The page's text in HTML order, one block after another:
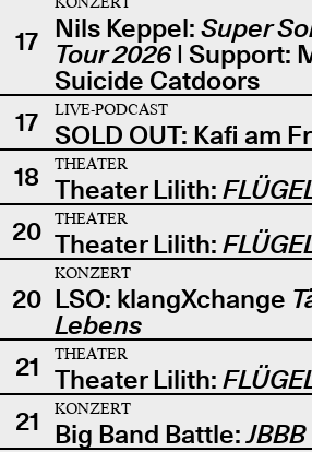
17 Nils Keppel: Super
Tour 2026| Support:
Suicide Catdoors
17
LIVE-PODCAST
SOLD OUT: Kafi am
18
THEATER
Theater Lilith:
20
THEATER
Theater Lilith:
20
KONZERT
LSO: klangXchange
Lebens
21
THEATER
Theater Lilith:
21
KONZERT
Big Band Battle: